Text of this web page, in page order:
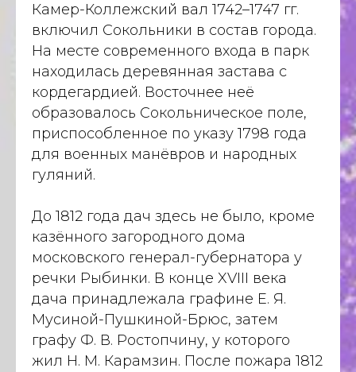
Камер-Коллежский вал 1742–1747 гг.
включил Сокольники в состав города.
На месте современного входа в парк
находилась деревянная застава с
кордегардией. Восточнее неё
образовалось Сокольническое поле,
приспособленное по указу 1798 года
для военных манёвров и народных
гуляний.
До 1812 года дач здесь не было, кроме
казённого загородного дома
московского генерал-губернатора у
речки Рыбинки. В конце XVIII века
дача принадлежала графине Е. Я.
Мусиной-Пушкиной-Брюс, затем
графу Ф. В. Ростопчину, у которого
жил Н. М. Карамзин. После пожара 1812